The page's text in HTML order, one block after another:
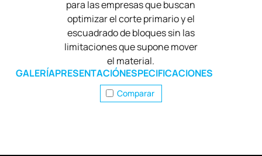
para las empresas que buscan
optimizar el corte primario y el
escuadrado de bloques sin las
limitaciones que supone mover
el material.
GALERÍAPRESENTACIÓNESPECIFICACIONES
Comparar